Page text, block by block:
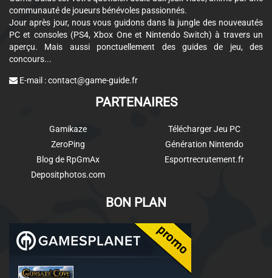
communauté de joueurs bénévoles passionnés.
Jour après jour, nous vous guidons dans la jungle des nouveautés
PC et consoles (PS4, Xbox One et Nintendo Switch) à travers un
aperçu. Mais aussi ponctuellement des guides de jeu, des
concours...
E-mail :contact@game-guide.fr
PARTENAIRES
Gamikaze
ZeroPing
Blog de RpGmAx
Depositphotos.com
Télécharger Jeu PC
Génération Nintendo
Esportrecrutement.fr
BON PLAN